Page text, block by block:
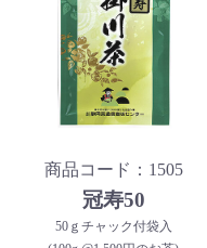
商品コード：1505
冠寿50
50ｇチャック付袋入